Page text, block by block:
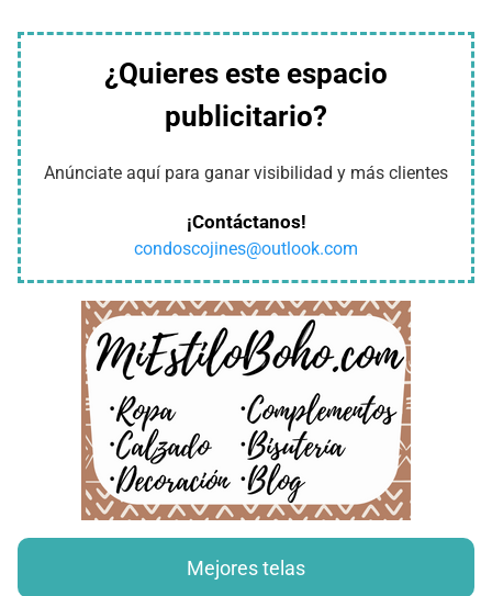
¿Quieres este espacio
publicitario?
Anúnciate aquí para ganar visibilidad y más clientes
¡Contáctanos!
condoscojines@outlook.com
Mejores telas